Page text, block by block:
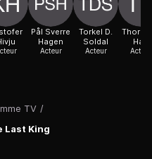
TV /
Last King
Pål Sverre
Hagen
Acteur
Torkel D.
Soldal
Acteur
Harr
Acteur